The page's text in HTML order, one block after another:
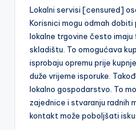
Lokalni servisi [censured]
Korisnici mogu odmah
lokalne trgovine često imaju
skladištu. To omogućava
isprobaju opremu prije
duže vrijeme isporuke.
lokalno gospodarstvo. To
zajednice i stvaranju radnih
kontakt može poboljšati